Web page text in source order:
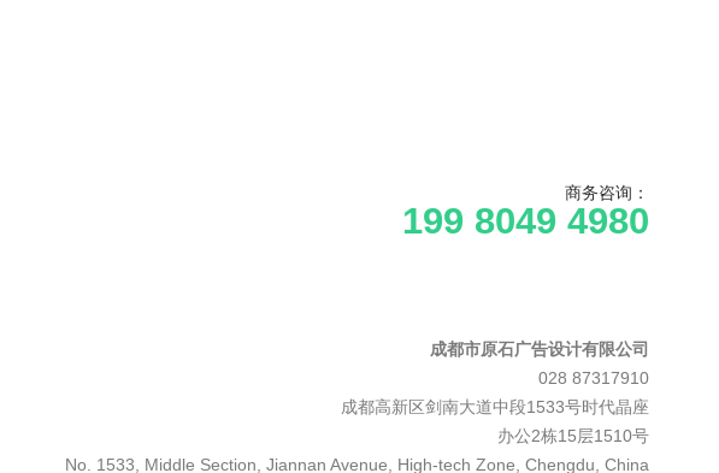
商务咨询：
199 8049 4980
成都市原石广告设计有限公司
028 87317910
成都高新区剑南大道中段1533号时代晶座
办公2栋15层1510号
No. 1533, Middle Section, Jiannan Avenue, High-tech Zone, Chengdu, China